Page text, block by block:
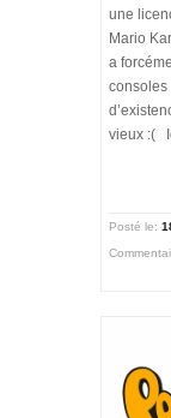
une
Mario
a
consoles
vieux :(
Posté le: